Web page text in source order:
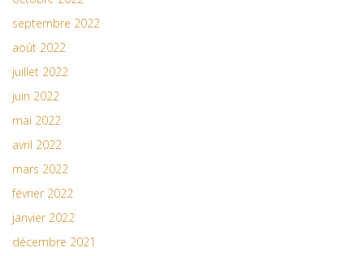
septembre 2022
août 2022
juillet 2022
juin 2022
mai 2022
avril 2022
mars 2022
février 2022
janvier 2022
décembre 2021